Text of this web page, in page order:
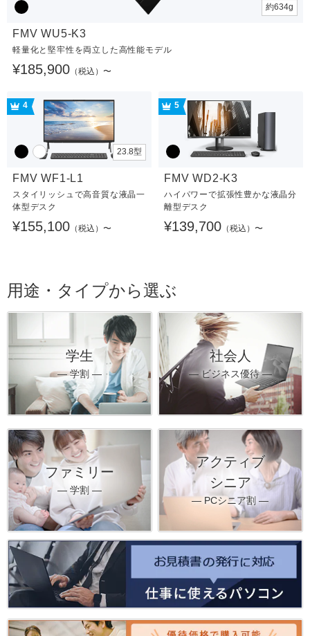
約634g
FMV WU5-K3
軽量化と堅牢性を両立した高性能モデル
¥185,900 （税込）〜
4
23.8型
FMV WF1-L1
スタイリッシュで高音質な液晶一
体型デスク
¥155,100 （税込）〜
5
FMV WD2-K3
ハイパワーで拡張性豊かな液晶分
離型デスク
¥139,700 （税込）〜
用途・タイプから選ぶ
学生
― 学割 ―
社会人
― ビジネス優待 ―
ファミリー
― 学割 ―
アクティブ
シニア
― PCシニア割 ―